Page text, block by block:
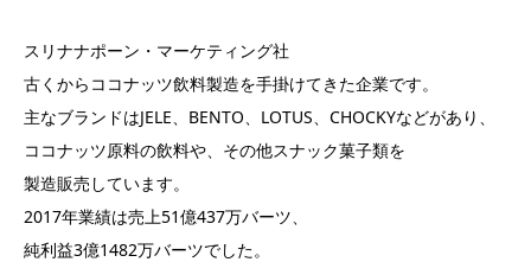
スリナナポーン・マーケティング社
古くからココナッツ飲料製造を手掛けてきた企業です。
主なブランドはJELE、BENTO、LOTUS、CHOCKYなどがあり、
ココナッツ原料の飲料や、その他スナック菓子類を
製造販売しています。
2017年業績は売上51億437万バーツ、
純利益3億1482万バーツでした。